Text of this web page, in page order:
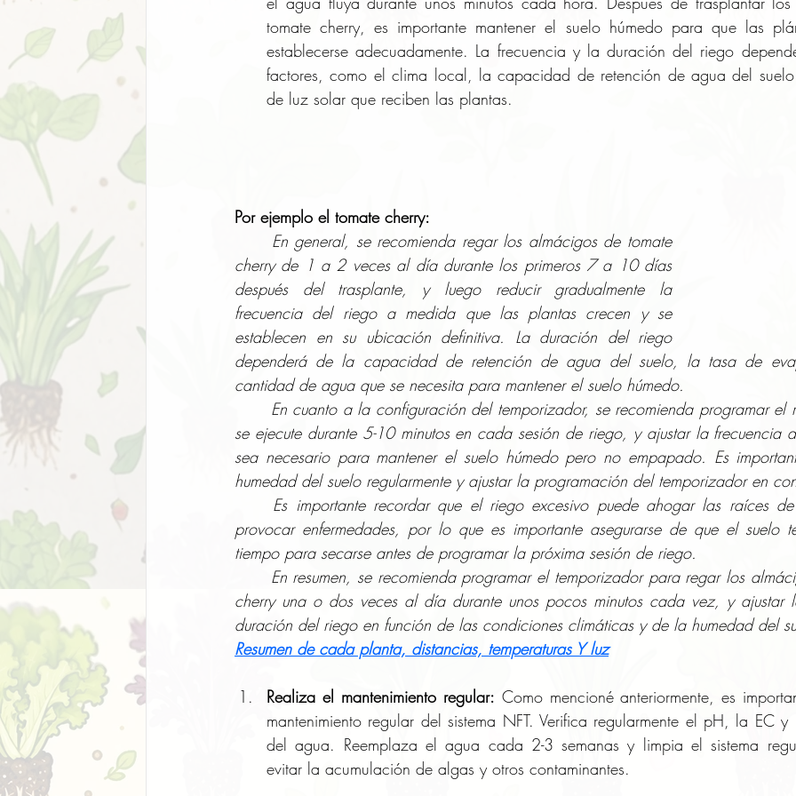
tomate cherry, es importante mantener el suelo húmedo para que las
establecerse adecuadamente. La frecuencia y la duración del riego
factores, como el clima local, la capacidad de retención de agua del
de luz solar que reciben las plantas.
Por ejemplo el tomate cherry:
En general, se recomienda regar los almácigos de tomate
cherry de 1 a 2 veces al día durante los primeros 7 a 10 días
después del trasplante, y luego reducir gradualmente la
frecuencia del riego a medida que las plantas crecen y se
establecen en su ubicación definitiva. La duración del riego
dependerá de la capacidad de retención de agua del suelo, la tasa de
cantidad de agua que se necesita para mantener el suelo húmedo.
se ejecute durante 5-10 minutos en cada sesión de riego, y ajustar la frecuencia
sea necesario para mantener el suelo húmedo pero no empapado. Es
humedad del suelo regularmente y ajustar la programación del temporizador en
provocar enfermedades, por lo que es importante asegurarse de que el suelo
tiempo para secarse antes de programar la próxima sesión de riego.
cherry una o dos veces al día durante unos pocos minutos cada vez, y ajustar
duración del riego en función de las condiciones climáticas y de la humedad del
Resumen de cada planta, distancias, temperaturas Y luz
Realiza el mantenimiento regular: Como mencioné anteriormente, es
mantenimiento regular del sistema NFT. Verifica regularmente el pH, la EC y
del agua. Reemplaza el agua cada 2-3 semanas y limpia el sistema
evitar la acumulación de algas y otros contaminantes.